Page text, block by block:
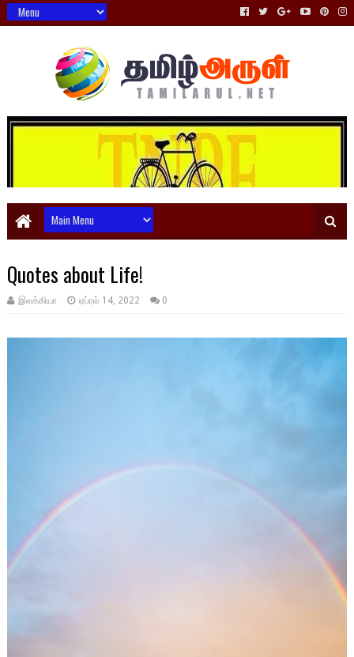
Quotes about Life!
இலக்கியா ஏப்ரல் 14, 2022 0